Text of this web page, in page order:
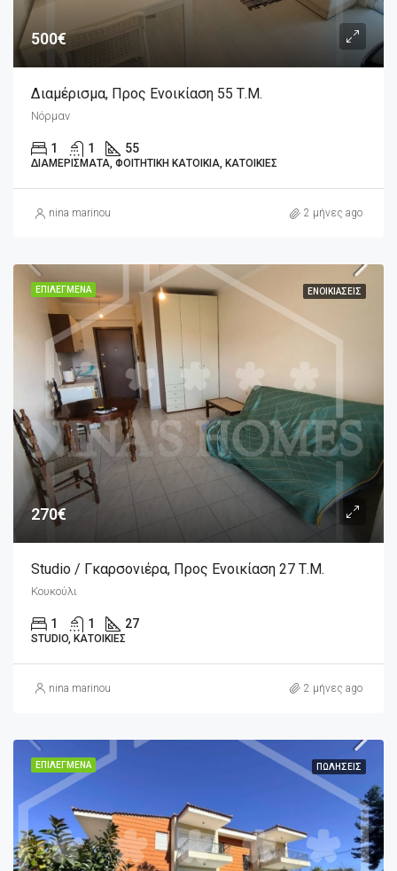
500€
Διαμέρισμα, Προς Ενοικίαση 55 Τ.μ.
Νόρμαν
1 1 55
ΔΙΑΜΕΡΊΣΜΑΤΑ, ΦΟΙΤΗΤΙΚΉ ΚΑΤΟΙΚΊΑ, ΚΑΤΟΙΚΊΕΣ
nina marinou 2 μήνες ago
ΕΠΙΛΕΓΜΈΝΑ ΕΝΟΙΚΙΆΣΕΙΣ
270€
Studio / Γκαρσονιέρα, Προς Ενοικίαση 27 Τ.μ.
Κουκούλι
1 1 27
STUDIO, ΚΑΤΟΙΚΊΕΣ
nina marinou 2 μήνες ago
ΕΠΙΛΕΓΜΈΝΑ ΠΩΛΉΣΕΙΣ